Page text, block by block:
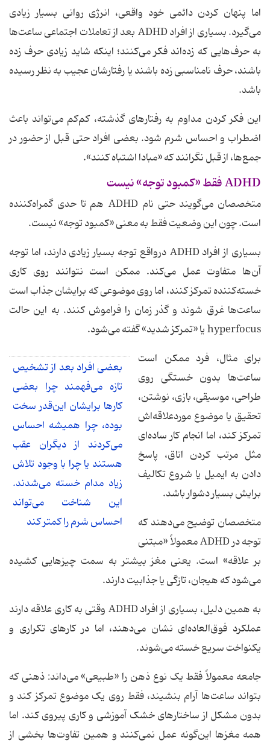
اما پنهان کردن دائمی خود واقعی، انرژی روانی بسیار زیادی
می‌گیرد. بسیاری از افراد ADHD بعد از تعاملات اجتماعی ساعت‌ها
به حرف‌هایی که زده‌اند فکر می‌کنند؛ اینکه شاید زیادی حرف زده
باشند، حرف نامناسبی زده باشند یا رفتارشان عجیب به نظر رسیده
باشد.
این فکر کردن مداوم به رفتارهای گذشته، کم‌کم می‌تواند باعث
اضطراب و احساس شرم شود. بعضی افراد حتی قبل از حضور در
جمع‌ها، از قبل نگرانند که «مبادا اشتباه کنند».
ADHD فقط «کمبود توجه» نیست
متخصصان می‌گویند حتی نام ADHD هم تا حدی گمراه‌کننده
است. چون این وضعیت فقط به معنی «کمبود توجه» نیست.
بسیاری از افراد ADHD درواقع توجه بسیار زیادی دارند، اما توجه
آن‌ها متفاوت عمل می‌کند. ممکن است نتوانند روی کاری
خسته‌کننده تمرکز کنند، اما روی موضوعی که برایشان جذاب است
ساعت‌ها غرق شوند و گذر زمان را فراموش کنند. به این حالت
hyperfocus یا «تمرکز شدید» گفته می‌شود.
بعضی افراد بعد از تشخیص
تازه می‌فهمند چرا بعضی
کارها برایشان این‌قدر سخت
بوده، چرا همیشه احساس
می‌کردند از دیگران عقب
هستند یا چرا با وجود تلاش
زیاد مدام خسته می‌شدند.
این شناخت می‌تواند
احساس شرم را کمتر کند
برای مثال، فرد ممکن است
ساعت‌ها بدون خستگی روی
طراحی، موسیقی، بازی، نوشتن،
تحقیق یا موضوع موردعلاقه‌اش
تمرکز کند، اما انجام کار ساده‌ای
مثل مرتب کردن اتاق، پاسخ
دادن به ایمیل یا شروع تکالیف
برایش بسیار دشوار باشد.
متخصصان توضیح می‌دهند که
توجه در ADHD معمولاً «مبتنی
بر علاقه» است. یعنی مغز بیشتر به سمت چیزهایی کشیده
می‌شود که هیجان، تازگی یا جذابیت دارند.
به همین دلیل، بسیاری از افراد ADHD وقتی به کاری علاقه دارند
عملکرد فوق‌العاده‌ای نشان می‌دهند، اما در کارهای تکراری و
یکنواخت سریع خسته می‌شوند.
جامعه معمولاً فقط یک نوع ذهن را «طبیعی» می‌داند: ذهنی که
بتواند ساعت‌ها آرام بنشیند، فقط روی یک موضوع تمرکز کند و
بدون مشکل از ساختارهای خشک آموزشی و کاری پیروی کند. اما
همه مغزها این‌گونه عمل نمی‌کنند و همین تفاوت‌ها بخشی از